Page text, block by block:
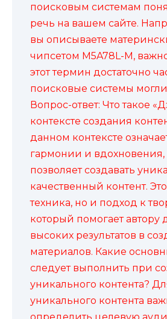
поисковым системам
речь на вашем сайте.
вы описываете
чипсетом M5A78L-M,
этот термин достаточно
поисковые системы
Вопрос-ответ: Что такое
контексте создания
данном контексте
гармонии и вдохновения,
позволяет создавать
качественный контент.
техника, но и подход к
который помогает автору
высоких результатов в
материалов. Какие
следует выполнить при
уникального контента?
уникального контента
определить целевую